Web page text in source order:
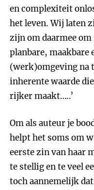
en complexiteit
het leven. Wij laten
zijn om daarmee om
planbare, maakbare
(werk)omgeving na
inherente waarde
rijker maakt…..’
Om als auteur je
helpt het soms om
eerste zin van haar
te stellig en te veel
toch aannemelijk